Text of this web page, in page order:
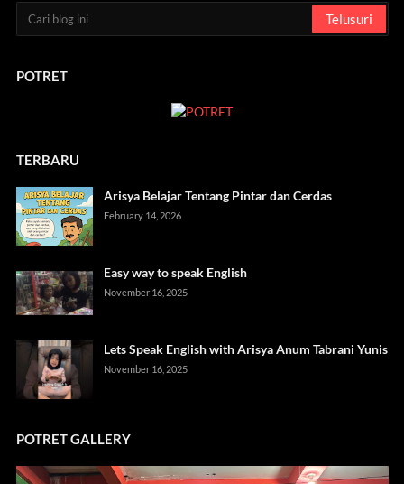
POTRET
TERBARU
Arisya Belajar Tentang Pintar dan Cerdas
February 14, 2026
Easy way to speak English
November 16, 2025
Lets Speak English with Arisya Anum Tabrani Yunis
November 16, 2025
POTRET GALLERY